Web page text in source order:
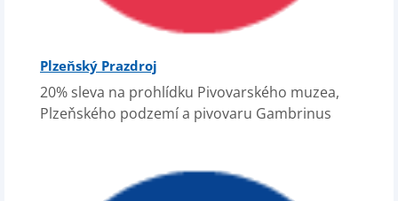
Plzeňský Prazdroj
20% sleva na prohlídku Pivovarského muzea,
Plzeňského podzemí a pivovaru Gambrinus